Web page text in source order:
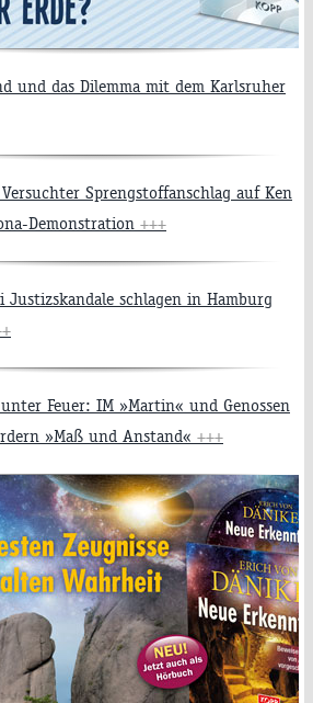
und das Dilemma mit dem Karlsruher
Sprengstoffanschlag auf Ken
Demonstration +++
Justizskandale schlagen in Hamburg
Feuer: IM »Martin« und Genossen
»Maß und Anstand« +++